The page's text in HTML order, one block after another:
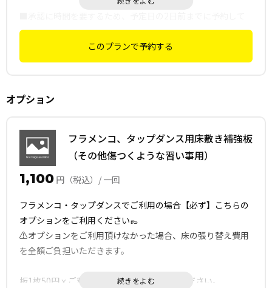
ください。
■1時間のご予約になりますが前後利用が入る可能性がある
って入退出をお願いします。
だくプランです。
弊社スタッフが現地にて確認・回収するプランではございま
せん。
請求させて頂きます。
※入退室は室内カメラにて管理しております。
■下見をご希望の方は本予約の予定日を、忘れ物回収をご希
このプランで予約する
オプション
フラメンコ、タップダンス用床敷き補強板
（その他傷つくような習い事用）
1,100 円（税込）/ 一回
フラメンコ・タップダンスでご利用の場合【必ず】こちらの
オプションをご利用ください👞
⚠️オプションをご利用頂けなかった場合、床の張り替え費用
を全額ご負担いただきます。
板1枚50円ｘご利用人数分をレンタルしてください。